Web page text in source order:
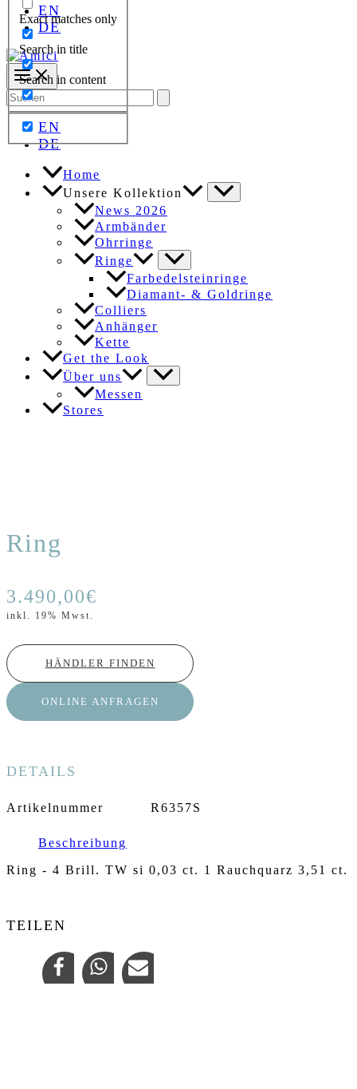
Exact matches only
Search in title
Search in content
EN
DE
Search
for:
EN
DE
Home
Unsere Kollektion
News 2026
Armbänder
Ohrringe
Ringe
Farbedelsteinringe
Diamant- & Goldringe
Colliers
Anhänger
Kette
Get the Look
Über uns
Messen
Stores
Ring
3.490,00€
inkl. 19% Mwst.
DETAILS
Artikelnummer R6357S
HÄNDLER FINDEN
ONLINE ANFRAGEN
Beschreibung
Ring - 4 Brill. TW si 0,03 ct. 1 Rauchquarz 3,51 ct.
TEILEN